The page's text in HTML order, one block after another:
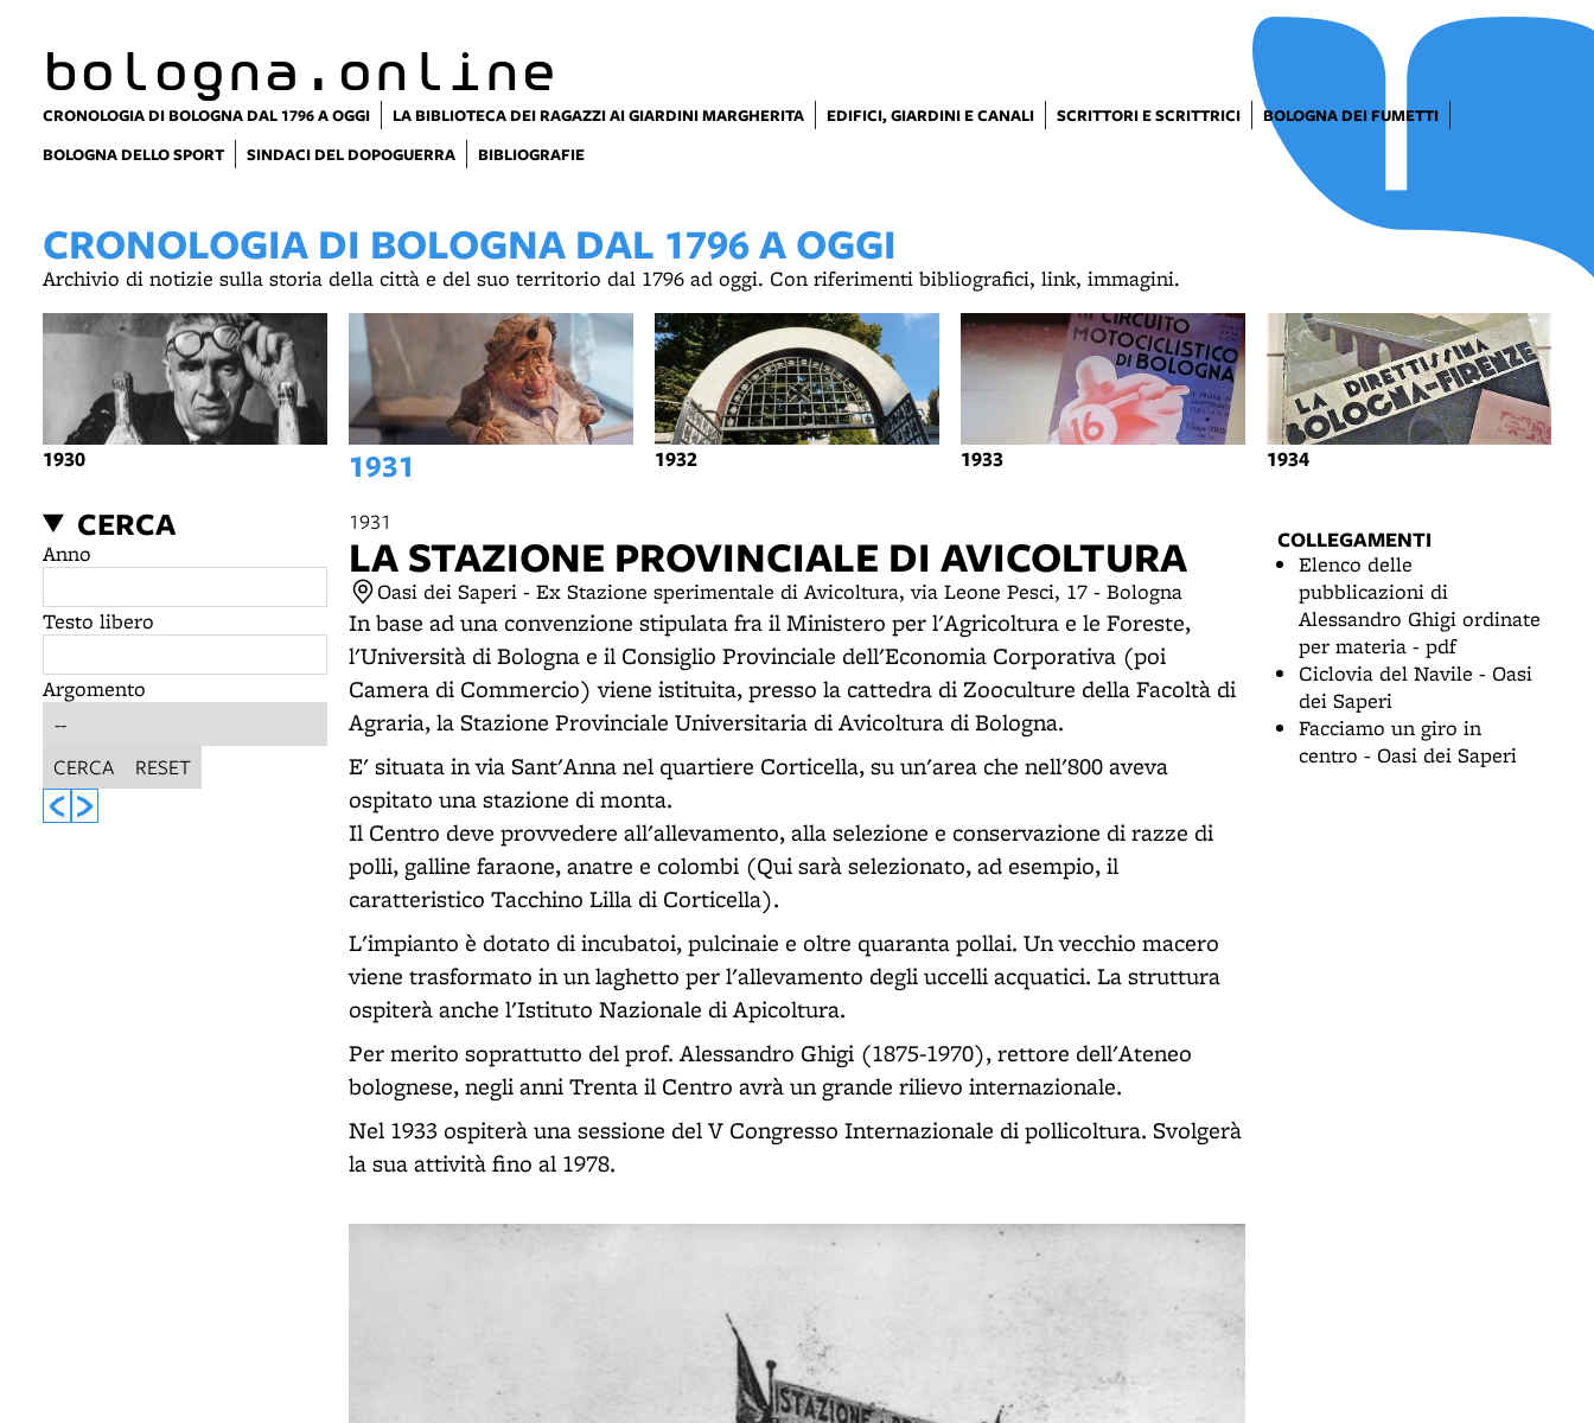
bologna.online
CRONOLOGIA DI BOLOGNA DAL 1796 A OGGI LA BIBLIOTECA DEI RAGAZZI AI GIARDINI MARGHERITA EDIFICI, GIARDINI E CANALI SCRITTORI E SCRITTRICI
BOLOGNA DEI FUMETTI
BOLOGNA DELLO SPORT
SINDACI DEL DOPOGUERRA BIBLIOGRAFIE
CRONOLOGIA DI BOLOGNA DAL 1796 A OGGI
Archivio di notizie sulla storia della città e del suo territorio dal 1796 ad oggi. Con riferimenti bibliografici, link, immagini.
1930 1931 1932 1933 1934
CERCA
Anno
Testo libero
Argomento
CERCA RESET
1931
LA STAZIONE PROVINCIALE DI AVICOLTURA
Oasi dei Saperi - Ex Stazione sperimentale di Avicoltura, via Leone Pesci, 17 - Bologna
In base ad una convenzione stipulata fra il Ministero per l'Agricoltura e le Foreste,
l'Università di Bologna e il Consiglio Provinciale dell'Economia Corporativa (poi
Camera di Commercio) viene istituita, presso la cattedra di Zooculture della Facoltà di
Agraria, la Stazione Provinciale Universitaria di Avicoltura di Bologna.
E' situata in via Sant'Anna nel quartiere Corticella, su un'area che nell'800 aveva
ospitato una stazione di monta.
Il Centro deve provvedere all'allevamento, alla selezione e conservazione di razze di
polli, galline faraone, anatre e colombi (Qui sarà selezionato, ad esempio, il
caratteristico Tacchino Lilla di Corticella).
L'impianto è dotato di incubatoi, pulcinaie e oltre quaranta pollai. Un vecchio macero
viene trasformato in un laghetto per l'allevamento degli uccelli acquatici. La struttura
ospiterà anche l'Istituto Nazionale di Apicoltura.
Per merito soprattutto del prof. Alessandro Ghigi (1875-1970), rettore dell'Ateneo
bolognese, negli anni Trenta il Centro avrà un grande rilievo internazionale.
Nel 1933 ospiterà una sessione del V Congresso Internazionale di pollicoltura. Svolgerà
la sua attività fino al 1978.
COLLEGAMENTI
Elenco delle
pubblicazioni di
Alessandro Ghigi ordinate
per materia - pdf
Ciclovia del Navile - Oasi
dei Saperi
Facciamo un giro in
centro - Oasi dei Saperi